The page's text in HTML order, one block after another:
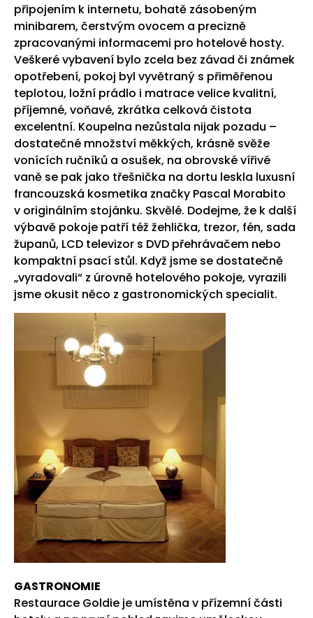
připojením k internetu, bohatě zásobeným
minibarem, čerstvým ovocem a precizně
zpracovanými informacemi pro hotelové hosty.
Veškeré vybavení bylo zcela bez závad či známek
opotřebení, pokoj byl vyvětraný s přiměřenou
teplotou, ložní prádlo i matrace velice kvalitní,
příjemné, voňavé, zkrátka celková čistota
excelentní. Koupelna nezůstala nijak pozadu –
dostatečné množství měkkých, krásně svěže
vonících ručníků a osušek, na obrovské vířivé
vaně se pak jako třešnička na dortu leskla luxusní
francouzská kosmetika značky Pascal Morabito
v originálním stojánku. Skvělé. Dodejme, že k další
výbavě pokoje patří též žehlička, trezor, fén, sada
županů, LCD televizor s DVD přehrávačem nebo
kompaktní psací stůl. Když jsme se dostatečně
„vyradovali“ z úrovně hotelového pokoje, vyrazili
jsme okusit něco z gastronomických specialit.
GASTRONOMIE
Restaurace Goldie je umístěna v přízemní části